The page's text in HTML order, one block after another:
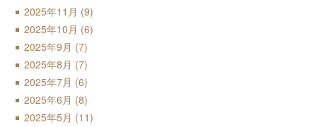
2025年11月 (9)
2025年10月 (6)
2025年9月 (7)
2025年8月 (7)
2025年7月 (6)
2025年6月 (8)
2025年5月 (11)